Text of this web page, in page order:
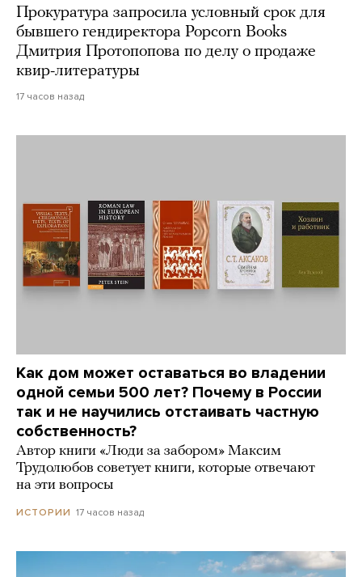
Прокуратура запросила условный срок для
бывшего гендиректора Popcorn Books
Дмитрия Протопопова по делу о продаже
квир-литературы
17 часов назад
Как дом может оставаться во владении
одной семьи 500 лет? Почему в России
так и не научились отстаивать частную
собственность?
Автор книги «Люди за забором» Максим
Трудолюбов советует книги, которые отвечают
на эти вопросы
ИСТОРИИ 17 часов назад